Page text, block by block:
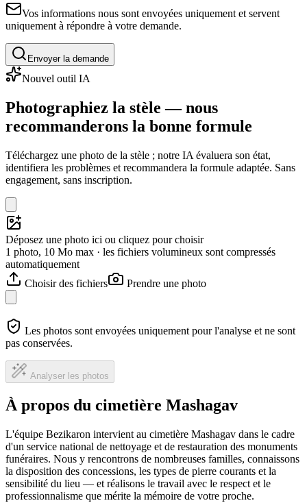
Vos informations nous sont envoyées uniquement et servent
uniquement à répondre à votre demande.
Envoyer la demande
Nouvel outil IA
Photographiez la stèle — nous
recommanderons la bonne formule
Téléchargez une photo de la stèle ; notre IA évaluera son état,
identifiera les problèmes et recommandera la formule adaptée. Sans
engagement, sans inscription.
Déposez une photo ici ou cliquez pour choisir
1 photo, 10 Mo max · les fichiers volumineux sont compressés
automatiquement
Choisir des fichiers
Prendre une photo
Les photos sont envoyées uniquement pour l'analyse et ne sont
pas conservées.
Analyser les photos
À propos du cimetière Mashagav
L'équipe Bezikaron intervient au cimetière Mashagav dans le cadre
d'un service national de nettoyage et de restauration des monuments
funéraires. Nous y rencontrons de nombreuses familles, connaissons
la disposition des concessions, les types de pierre courants et la
sensibilité du lieu — et réalisons le travail avec le respect et le
professionnalisme que mérite la mémoire de votre proche.